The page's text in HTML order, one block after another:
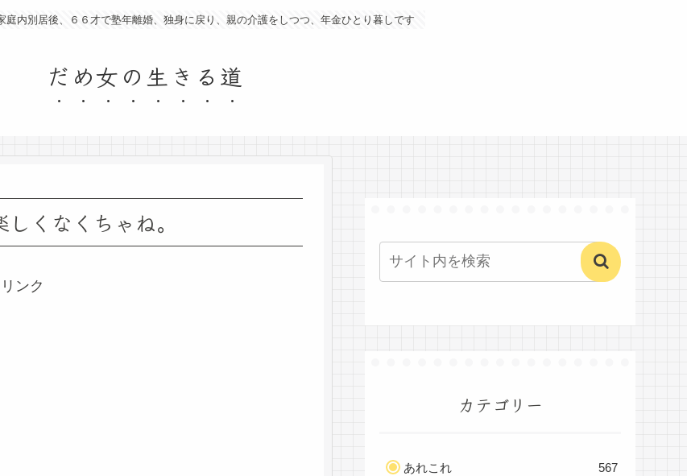
庭内別居後、６６才で塾年離婚、独身に戻り、親の介護をしつつ、年金ひとり暮しです
だめ女の生きる道
くなくちゃね。
ンク
カテゴリー
あれこれ 567